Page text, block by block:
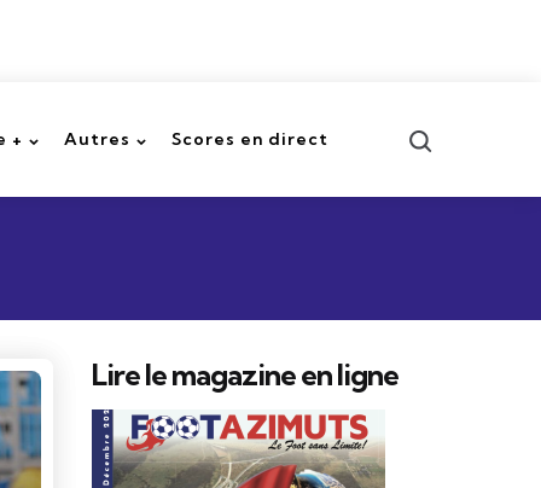
+ Autres Scores en direct
Lire le magazine en ligne